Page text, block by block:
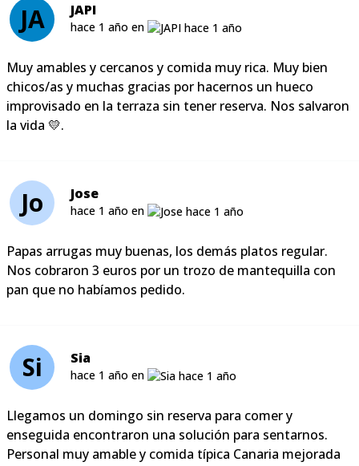
JA JAPI
hace 1 año en
Muy amables y cercanos y comida muy rica. Muy bien
chicos/as y muchas gracias por hacernos un hueco
improvisado en la terraza sin tener reserva. Nos salvaron
la vida 💛.
Jo Jose
hace 1 año en
Papas arrugas muy buenas, los demás platos regular.
Nos cobraron 3 euros por un trozo de mantequilla con
pan que no habíamos pedido.
Si Sia
hace 1 año en
Llegamos un domingo sin reserva para comer y
enseguida encontraron una solución para sentarnos.
Personal muy amable y comida típica Canaria mejorada